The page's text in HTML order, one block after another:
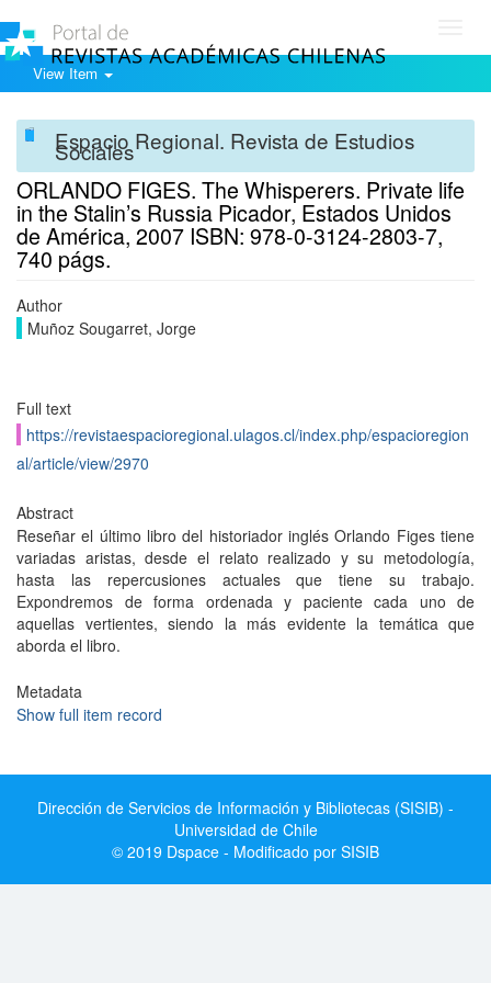
View Item
Espacio Regional. Revista de Estudios
Sociales
ORLANDO FIGES. The Whisperers. Private life
in the Stalin’s Russia Picador, Estados Unidos
de América, 2007 ISBN: 978-0-3124-2803-7,
740 págs.
Author
Muñoz Sougarret, Jorge
Full text
https://revistaespacioregional.ulagos.cl/index.php/espacioregion
al/article/view/2970
Abstract
Reseñar el último libro del historiador inglés Orlando Figes tiene
variadas aristas, desde el relato realizado y su metodología,
hasta las repercusiones actuales que tiene su trabajo.
Expondremos de forma ordenada y paciente cada uno de
aquellas vertientes, siendo la más evidente la temática que
aborda el libro.
Metadata
Show full item record
Dirección de Servicios de Información y Bibliotecas (SISIB) -
Universidad de Chile
© 2019 Dspace - Modificado por SISIB